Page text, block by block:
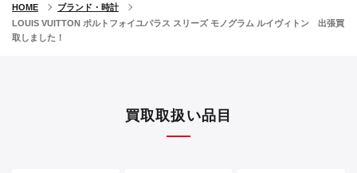
HOME
ブランド・時計
LOUIS VUITTON ポルトフォイユパラス スリーズ モノグラム ルイヴィトン 出張買
取しました！
買取取扱い品目